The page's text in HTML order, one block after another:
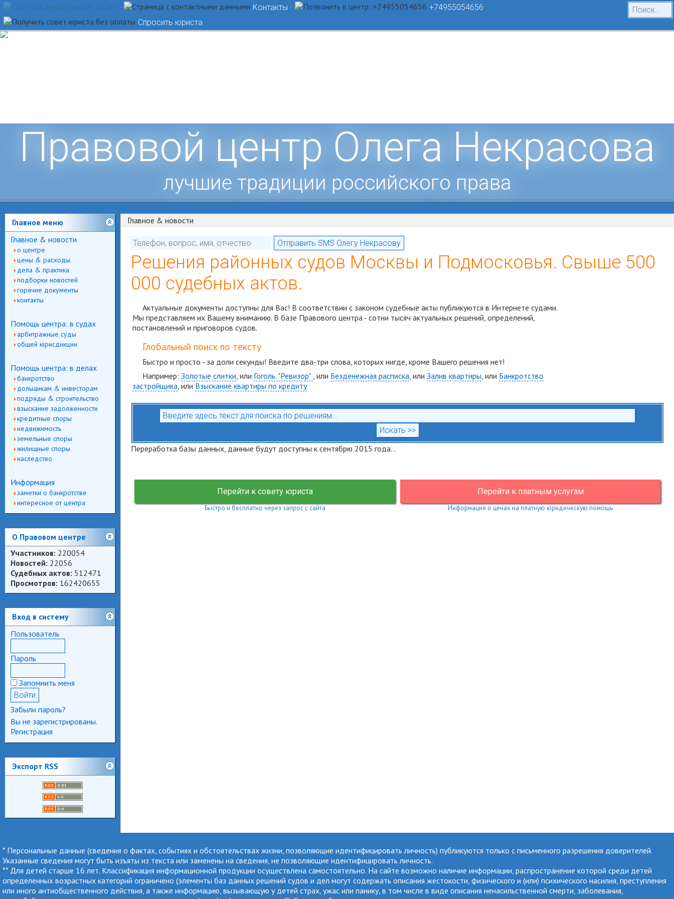
Контакты
+74955054656
Спросить юриста
Правовой центр Олега Некрасова
лучшие традиции российского права
Главное меню
Главное & новости
о центре
цены & расходы
дела & практика
подборки новостей
горячие документы
контакты
Помощь центра: в судах
арбитражные суды
общей юрисдикции
Помощь центра: в делах
банкротство
дольщикам & инвесторам
подряды & строительство
взыскание задолженности
кредитные споры
недвижимость
земельные споры
жилищные споры
наследство
Информация
заметки о банкротстве
интересное от центра
О Правовом центре
Участников: 220054
Новостей: 22056
Судебных актов: 512471
Просмотров: 162420655
Вход в систему
Пользователь
Пароль
Запомнить меня
Забыли пароль?
Вы не зарегистрированы.
Регистрация
Экспорт RSS
Главное & новости
Решения районных судов Москвы и Подмосковья. Свыше 500
000 судебных актов.
Актуальные документы доступны для Вас! В соответствии с законом судебные акты публикуются в Интернете судами.
Мы представляем их Вашему вниманию. В базе Правового центра - сотни тысяч актуальных решений, определений,
постановлений и приговоров судов.
Глобальный поиск по тексту
Быстро и просто - за доли секунды! Введите два-три слова, которых нигде, кроме Вашего решения нет!
Например: Золотые слитки, или Гоголь. "Ревизор" , или Безденежная расписка, или Залив квартиры, или Банкротство
застройщика, или Взыскание квартиры по кредиту
Переработка базы данных, данные будут доступны к сентябрю 2015 года...
Перейти к совету юриста Перейти к платным услугам
Быстро и бесплатно через запрос с сайта Информация о ценах на платную юридическую помощь
* Персональные данные (сведения о фактах, событиях и обстоятельствах жизни, позволяющие идентифицировать личность) публикуются только с письменного разрешения доверителей.
Указанные сведения могут быть изъяты из текста или заменены на сведения, не позволяющие идентифицировать личность.
** Для детей старше 16 лет. Классификация информационной продукции осуществлена самостоятельно. На сайте возможно наличие информации, распространение которой среди детей
определенных возрастных категорий ограничено (элементы баз данных решений судов и дел могут содержать описания жестокости, физического и (или) психического насилия, преступления
или иного антиобщественного действия, а также информацию, вызывающую у детей страх, ужас или панику, в том числе в виде описания ненасильственной смерти, заболевания,